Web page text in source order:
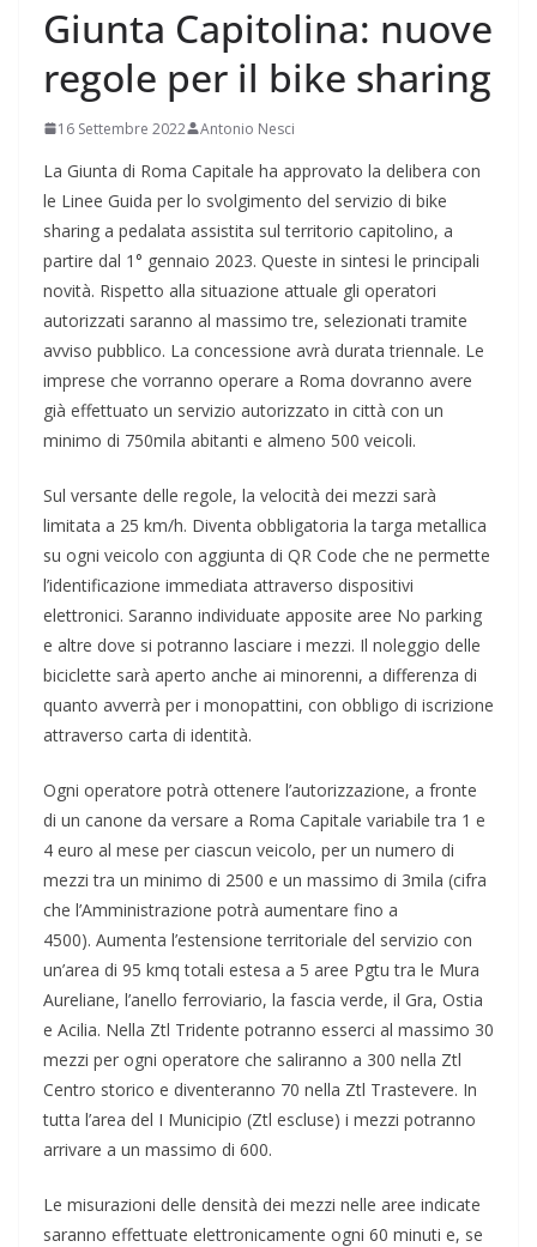
Giunta Capitolina: nuove
regole per il bike sharing
16 Settembre 2022 Antonio Nesci
La Giunta di Roma Capitale ha approvato la delibera con
le Linee Guida per lo svolgimento del servizio di bike
sharing a pedalata assistita sul territorio capitolino, a
partire dal 1° gennaio 2023. Queste in sintesi le principali
novità. Rispetto alla situazione attuale gli operatori
autorizzati saranno al massimo tre, selezionati tramite
avviso pubblico. La concessione avrà durata triennale. Le
imprese che vorranno operare a Roma dovranno avere
già effettuato un servizio autorizzato in città con un
minimo di 750mila abitanti e almeno 500 veicoli.
Sul versante delle regole, la velocità dei mezzi sarà
limitata a 25 km/h. Diventa obbligatoria la targa metallica
su ogni veicolo con aggiunta di QR Code che ne permette
l’identificazione immediata attraverso dispositivi
elettronici. Saranno individuate apposite aree No parking
e altre dove si potranno lasciare i mezzi. Il noleggio delle
biciclette sarà aperto anche ai minorenni, a differenza di
quanto avverrà per i monopattini, con obbligo di iscrizione
attraverso carta di identità.
Ogni operatore potrà ottenere l’autorizzazione, a fronte
di un canone da versare a Roma Capitale variabile tra 1 e
4 euro al mese per ciascun veicolo, per un numero di
mezzi tra un minimo di 2500 e un massimo di 3mila (cifra
che l’Amministrazione potrà aumentare fino a
4500). Aumenta l’estensione territoriale del servizio con
un’area di 95 kmq totali estesa a 5 aree Pgtu tra le Mura
Aureliane, l’anello ferroviario, la fascia verde, il Gra, Ostia
e Acilia. Nella Ztl Tridente potranno esserci al massimo 30
mezzi per ogni operatore che saliranno a 300 nella Ztl
Centro storico e diventeranno 70 nella Ztl Trastevere. In
tutta l’area del I Municipio (Ztl escluse) i mezzi potranno
arrivare a un massimo di 600.
Le misurazioni delle densità dei mezzi nelle aree indicate
saranno effettuate elettronicamente ogni 60 minuti e, se